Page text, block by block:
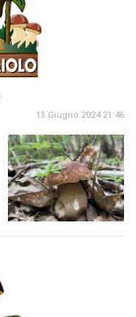
13 Giugno 2024 21:46